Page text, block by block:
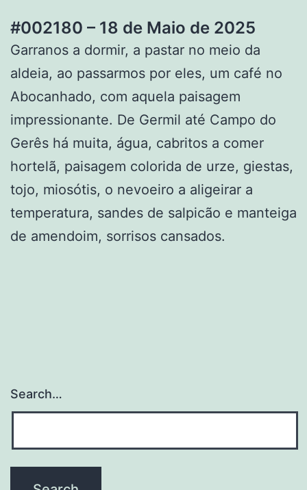
#002180 – 18 de Maio de 2025
Garranos a dormir, a pastar no meio da
aldeia, ao passarmos por eles, um café no
Abocanhado, com aquela paisagem
impressionante. De Germil até Campo do
Gerês há muita, água, cabritos a comer
hortelã, paisagem colorida de urze, giestas,
tojo, miosótis, o nevoeiro a aligeirar a
temperatura, sandes de salpicão e manteiga
de amendoim, sorrisos cansados.
Search…